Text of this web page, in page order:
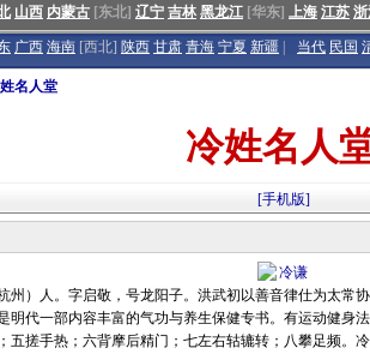
山西 内蒙古 [东北] 辽宁 吉林 黑龙江 [华东] 上海 江苏
广西 海南 [西北] 陕西 甘肃 青海 宁夏 新疆 当代 民国
名人堂
冷姓名人
[手机版]
）人。字启敬，号龙阳子。洪武初以善音律仕为太常
明代一部内容丰富的气功与养生保健专书。有运动健身
五搓手热；六背摩后精门；七左右轱辘转；八攀足频。